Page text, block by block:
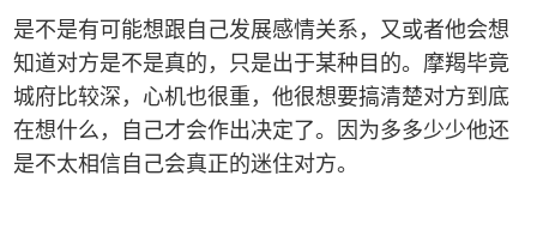
是不是有可能想跟自己发展感情关系，又或者他会想
知道对方是不是真的，只是出于某种目的。摩羯毕竟
城府比较深，心机也很重，他很想要搞清楚对方到底
在想什么，自己才会作出决定了。因为多多少少他还
是不太相信自己会真正的迷住对方。